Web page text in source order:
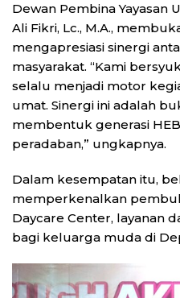
Dewan Pembina Yayasan
Ali Fikri, Lc., M.A.,
mengapresiasi sinergi
masyarakat. “Kami
selalu menjadi motor
umat. Sinergi ini adalah
membentuk generasi
peradaban,” ungkapnya.
Dalam kesempatan itu,
memperkenalkan
Daycare Center, layanan
bagi keluarga muda di